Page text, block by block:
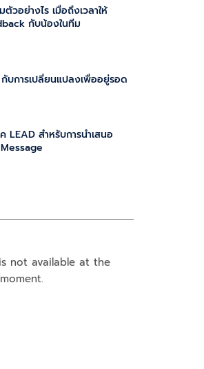
ตัวอย่างไร เมื่อถึงเวลาให้
กับน้องในทีม
บการเปลี่ยนแปลงเพื่ออยู่รอด
LEAD สำหรับการนำเสนอ
not available at the
moment.